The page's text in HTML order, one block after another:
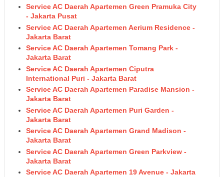
Service AC Daerah Apartemen Green Pramuka City
- Jakarta Pusat
Service AC Daerah Apartemen Aerium Residence -
Jakarta Barat
Service AC Daerah Apartemen Tomang Park -
Jakarta Barat
Service AC Daerah Apartemen Ciputra
International Puri - Jakarta Barat
Service AC Daerah Apartemen Paradise Mansion -
Jakarta Barat
Service AC Daerah Apartemen Puri Garden -
Jakarta Barat
Service AC Daerah Apartemen Grand Madison -
Jakarta Barat
Service AC Daerah Apartemen Green Parkview -
Jakarta Barat
Service AC Daerah Apartemen 19 Avenue - Jakarta